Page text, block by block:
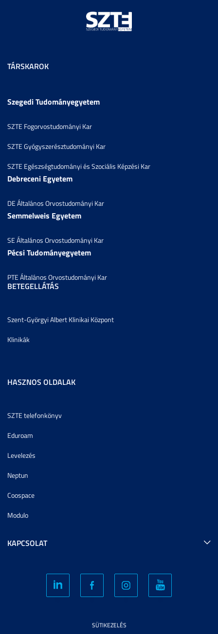
TÁRSKAROK
Szegedi Tudományegyetem
SZTE Fogorvostudományi Kar
SZTE Gyógyszerésztudományi Kar
SZTE Egészségtudományi és Szociális Képzési Kar
Debreceni Egyetem
DE Általános Orvostudományi Kar
Semmelweis Egyetem
SE Általános Orvostudományi Kar
Pécsi Tudományegyetem
PTE Általános Orvostudományi Kar
BETEGELLÁTÁS
Szent-Györgyi Albert Klinikai Központ
Klinikák
HASZNOS OLDALAK
SZTE telefonkönyv
Eduroam
Levelezés
Neptun
Coospace
Modulo
KAPCSOLAT
SÜTIKEZELÉS